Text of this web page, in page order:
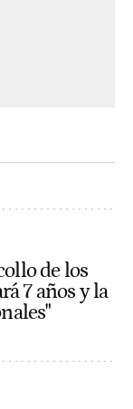
de los
7 años y la